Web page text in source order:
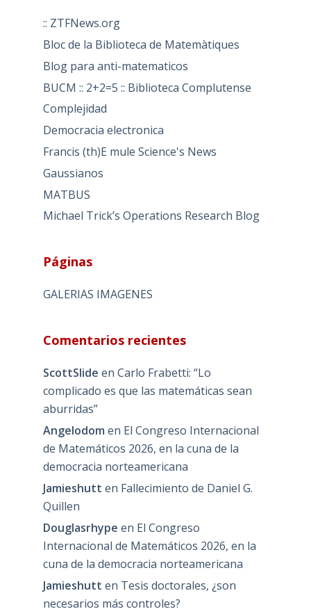
:: ZTFNews.org
Bloc de la Biblioteca de Matemàtiques
Blog para anti-matematicos
BUCM :: 2+2=5 :: Biblioteca Complutense
Complejidad
Democracia electronica
Francis (th)E mule Science's News
Gaussianos
MATBUS
Michael Trick’s Operations Research Blog
Páginas
GALERIAS IMAGENES
Comentarios recientes
ScottSlide en Carlo Frabetti: “Lo
complicado es que las matemáticas sean
aburridas”
Angelodom en El Congreso Internacional
de Matemáticos 2026, en la cuna de la
democracia norteamericana
Jamieshutt en Fallecimiento de Daniel G.
Quillen
Douglasrhype en El Congreso
Internacional de Matemáticos 2026, en la
cuna de la democracia norteamericana
Jamieshutt en Tesis doctorales, ¿son
necesarios más controles?